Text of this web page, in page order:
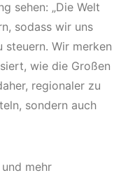
sehen: „Die Welt
sodass wir uns
steuern. Wir merken
wie die Großen
regionaler zu
sondern auch
mehr